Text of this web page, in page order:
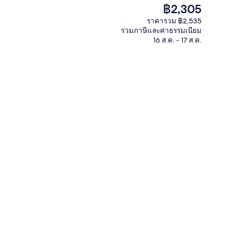
เวณนั่งเล่น | สมาร์ททีวี 43 นิ้ว พร้อมช่องดิจิตอล, ทีวี
ฝ่ายต้อนรับ
ราคา
ปัจจุบัน
฿2,305
฿2,305
ราคารวม ฿2,535
รวมภาษีและค่าธรรมเนียม
16 ส.ค. - 17 ส.ค.